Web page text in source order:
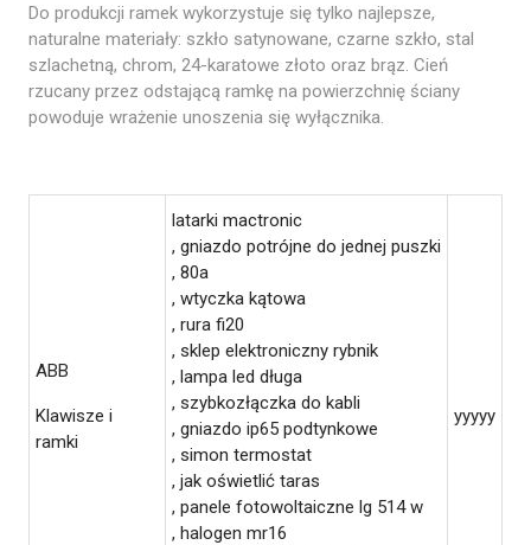
Do produkcji ramek wykorzystuje się tylko najlepsze,
naturalne materiały: szkło satynowane, czarne szkło, stal
szlachetną, chrom, 24-karatowe złoto oraz brąz. Cień
rzucany przez odstającą ramkę na powierzchnię ściany
powoduje wrażenie unoszenia się wyłącznika.
ABB
Klawisze i
ramki
latarki mactronic
, gniazdo potrójne do jednej puszki
, 80a
, wtyczka kątowa
, rura fi20
, sklep elektroniczny rybnik
, lampa led długa
, szybkozłączka do kabli
, gniazdo ip65 podtynkowe
, simon termostat
, jak oświetlić taras
, panele fotowoltaiczne lg 514 w
, halogen mr16
yyyyy